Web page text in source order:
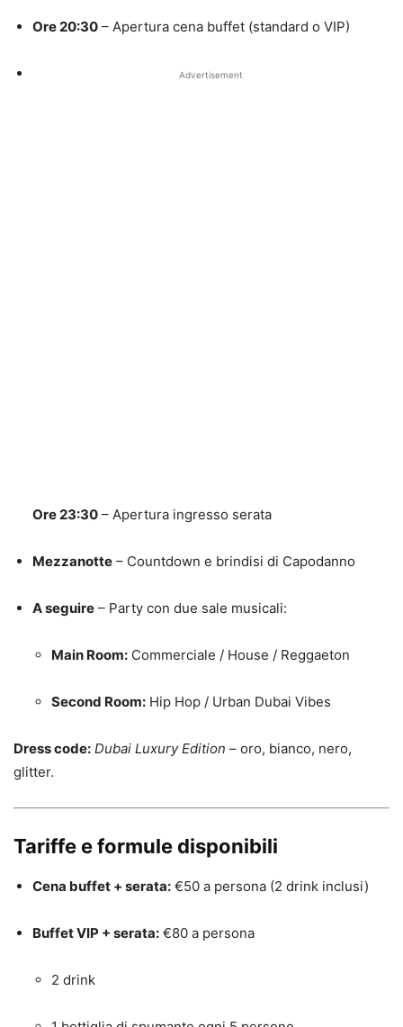
Ore 20:30 – Apertura cena buffet (standard o VIP)
Advertisement
Ore 23:30 – Apertura ingresso serata
Mezzanotte – Countdown e brindisi di Capodanno
A seguire – Party con due sale musicali:
Main Room: Commerciale / House / Reggaeton
Second Room: Hip Hop / Urban Dubai Vibes
Dress code: Dubai Luxury Edition – oro, bianco, nero,
glitter.
Tariffe e formule disponibili
Cena buffet + serata: €50 a persona (2 drink inclusi)
Buffet VIP + serata: €80 a persona
2 drink